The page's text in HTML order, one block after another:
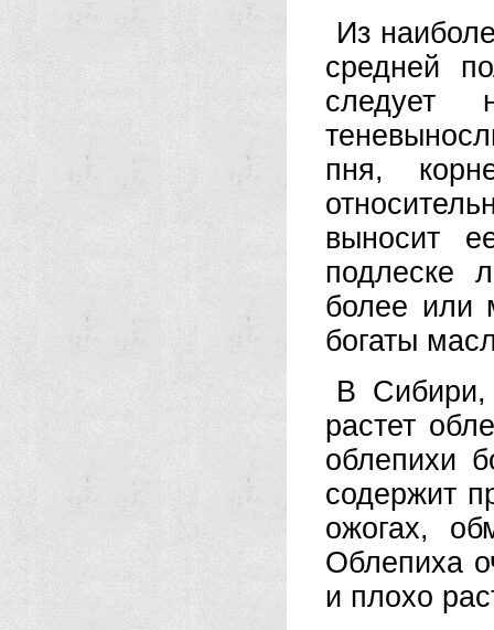
Из
сред­ней
следует
пня,
выносит
подлеске
более или
богаты
В
растет
облепихи
содержит
ожогах,
Облепиха
и плохо